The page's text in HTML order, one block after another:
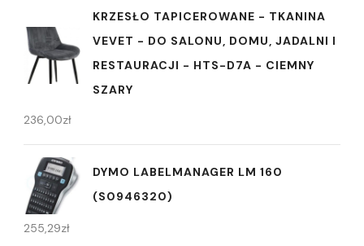
KRZESŁO TAPICEROWANE - TKANINA
VEVET - DO SALONU, DOMU, JADALNI I
RESTAURACJI - HTS-D7A - CIEMNY
SZARY
236,00zł
DYMO LABELMANAGER LM 160
(S0946320)
255,29zł